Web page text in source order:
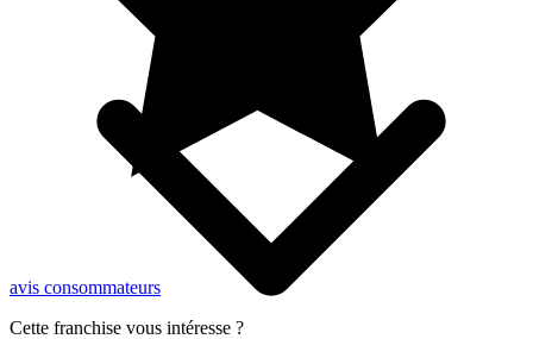
avis consommateurs
Cette franchise vous intéresse ?